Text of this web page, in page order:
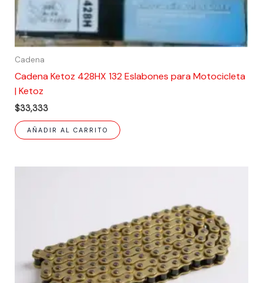
Cadena
Cadena Ketoz 428HX 132 Eslabones para Motocicleta
| Ketoz
$33,333
AÑADIR AL CARRITO